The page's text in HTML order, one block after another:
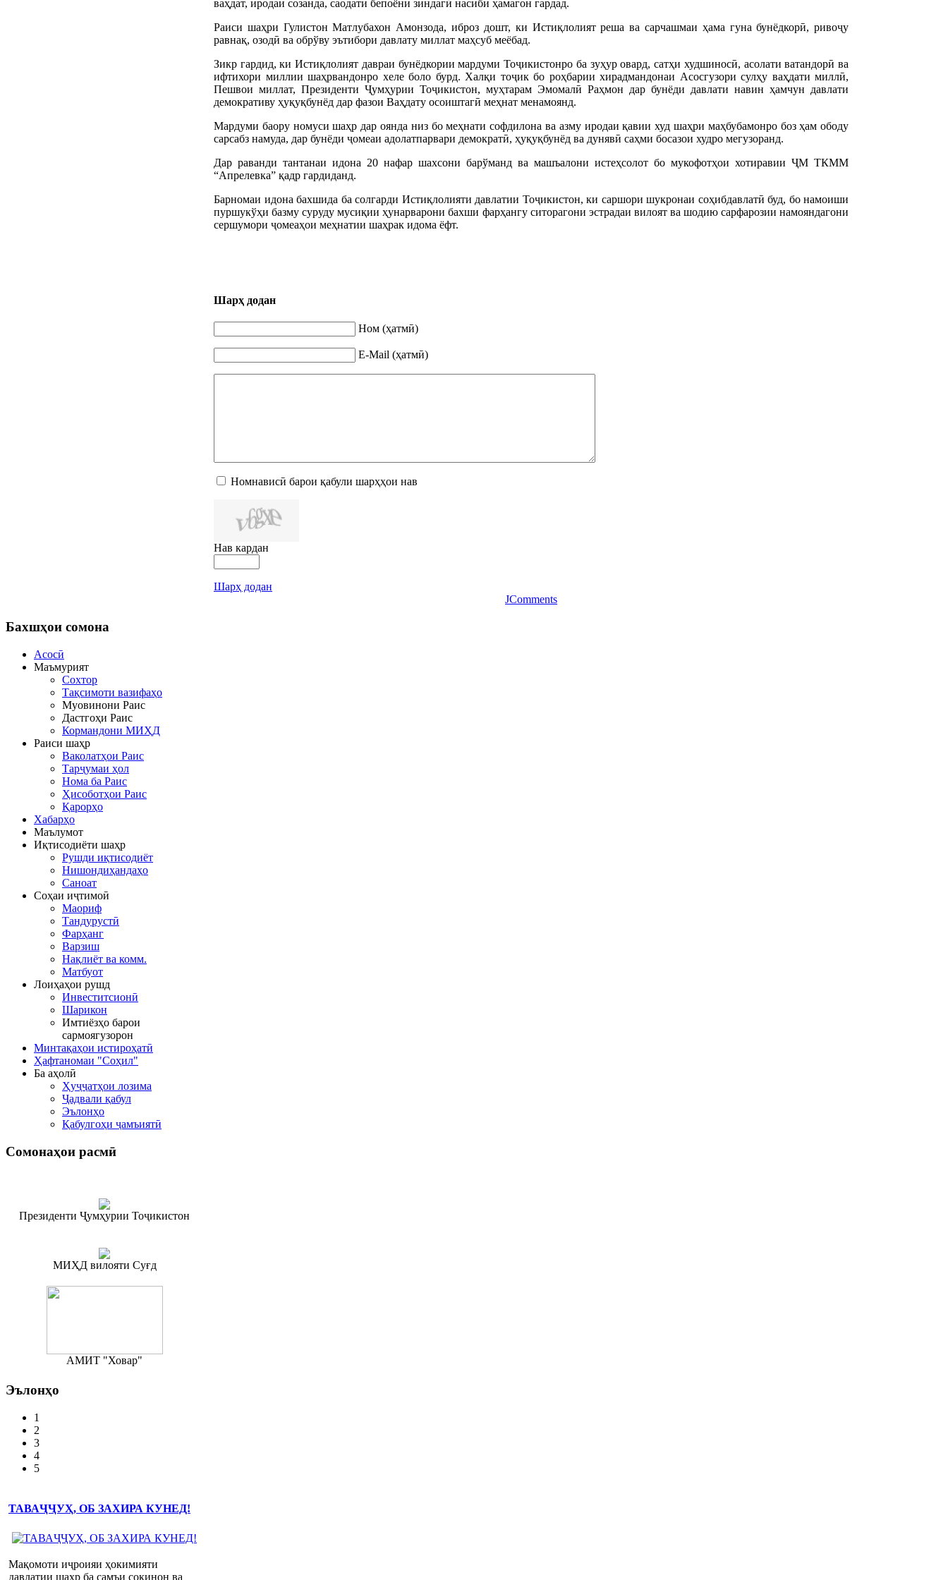
ваҳдат, иродаи созанда, саодати бепоёни зиндагӣ насиби ҳамагон гардад.
Раиси шаҳри Гулистон Матлубахон Амонзода, иброз дошт, ки Истиқлолият реша ва сарчашмаи ҳама гуна бунёдкорӣ, ривоҷу
равнақ, озодӣ ва обрўву эътибори давлату миллат маҳсуб меёбад.
Зикр гардид, ки Истиқлолият давраи бунёдкории мардуми Тоҷикистонро ба зуҳур овард, сатҳи худшиносӣ, асолати ватандорӣ ва
ифтихори миллии шаҳрвандонро хеле боло бурд. Халқи тоҷик бо роҳбарии хирадмандонаи Асосгузори сулҳу ваҳдати миллӣ,
Пешвои миллат, Президенти Ҷумҳурии Тоҷикистон, муҳтарам Эмомалӣ Раҳмон дар бунёди давлати навин ҳамчун давлати
демокративу ҳуқуқбунёд дар фазои Ваҳдату осоиштагӣ меҳнат менамоянд.
Мардуми баору номуси шаҳр дар оянда низ бо меҳнати софдилона ва азму иродаи қавии худ шаҳри маҳбубамонро боз ҳам ободу
сарсабз намуда, дар бунёди ҷомеаи адолатпарвари демократӣ, ҳуқуқбунёд ва дунявӣ саҳми босазои худро мегузоранд.
Дар раванди тантанаи идона 20 нафар шахсони барўманд ва машъалони истеҳсолот бо мукофотҳои хотиравии ҶМ ТКММ
“Апрелевка” қадр гардиданд.
Барномаи идона бахшида ба солгарди Истиқлолияти давлатии Тоҷикистон, ки саршори шукронаи соҳибдавлатӣ буд, бо намоиши
пуршукўҳи базму суруду мусиқии ҳунарварони бахши фарҳангу ситорагони эстрадаи вилоят ва шодию сарфарозии намояндагони
сершумори ҷомеаҳои меҳнатии шаҳрак идома ёфт.
Шарҳ додан
Ном (ҳатмӣ)
E-Mail (ҳатмӣ)
Номнависӣ барои қабули шарҳҳои нав
Нав кардан
Шарҳ додан
JComments
Бахшҳои сомона
Асосӣ
Маъмурият
Сохтор
Тақсимоти вазифаҳо
Муовинони Раис
Дастгоҳи Раис
Кормандони МИҲД
Раиси шаҳр
Ваколатҳои Раис
Тарҷумаи ҳол
Нома ба Раис
Ҳисоботҳои Раис
Қарорҳо
Хабарҳо
Маълумот
Иқтисодиёти шаҳр
Рушди иқтисодиёт
Нишондиҳандаҳо
Саноат
Соҳаи иҷтимоӣ
Маориф
Тандурустӣ
Фарҳанг
Варзиш
Нақлиёт ва комм.
Матбуот
Лоиҳаҳои рушд
Инвеститсионӣ
Шарикон
Имтиёзҳо барои
сармоягузорон
Минтақаҳои истироҳатӣ
Ҳафтаномаи "Соҳил"
Ба аҳолӣ
Ҳуҷҷатҳои лозима
Ҷадвали қабул
Эълонҳо
Қабулгоҳи ҷамъиятӣ
Сомонаҳои расмӣ
Президенти Ҷумҳурии Тоҷикистон
МИҲД вилояти Суғд
АМИТ "Ховар"
Эълонҳо
1
2
3
4
5
ТАВАҶҶУҲ, ОБ ЗАХИРА КУНЕД!
Мақомоти иҷроияи ҳокимияти
давлатии шаҳр ба самъи сокинон ва